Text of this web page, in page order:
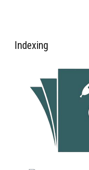
Indexing